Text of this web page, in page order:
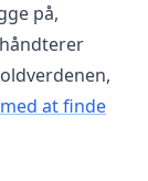
på,
at finde